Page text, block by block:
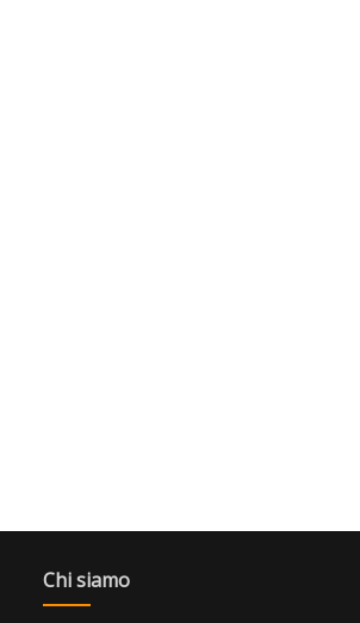
Chi siamo